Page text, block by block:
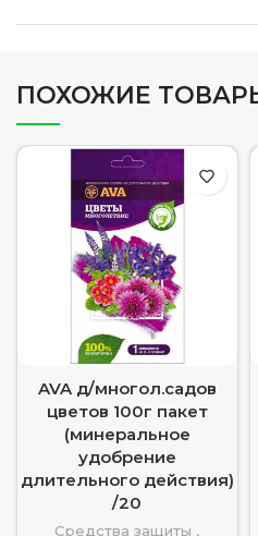
ПОХОЖИЕ
AVA д/многол.садов
цветов 100г пакет
(минеральное
удобрение
длительного действия)
/20
Средства защиты ,